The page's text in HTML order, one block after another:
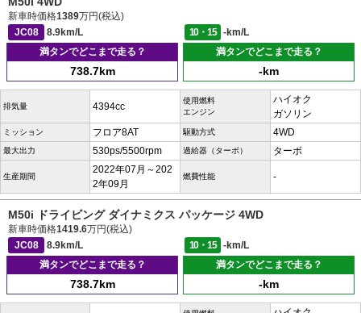
新車時価格1389万円(税込)
JC08
8.9km/L 10・15
-km/L
満タンでどこまで走る？
738.7km
満タンでどこまで走る？
-km
排気量 4394cc
使用燃料
エンジン
ハイオク
ガソリン
ミッション フロア8AT 駆動方式 4WD
最大出力 530ps/5500rpm 過給器（ターボ） ターボ
生産期間
2022年07月～202
2年09月
燃費性能 -
M50i ドライビング ダイナミクス パッケージ 4WD
新車時価格1419.6万円(税込)
JC08
8.9km/L 10・15
-km/L
満タンでどこまで走る？
738.7km
満タンでどこまで走る？
-km